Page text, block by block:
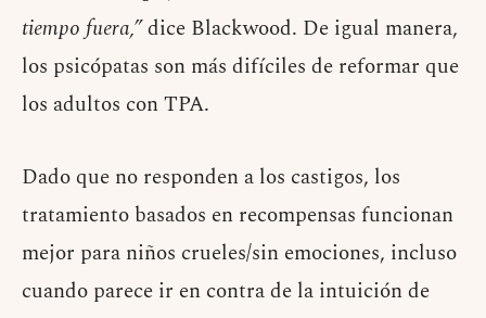
tiempo fuera,”dice Blackwood. De igual manera,
los psicópatas son más difíciles de reformar que
los adultos con TPA.
Dado que no responden a los castigos, los
tratamiento basados en recompensas funcionan
mejor para niños crueles/sin emociones, incluso
cuando parece ir en contra de la intuición de